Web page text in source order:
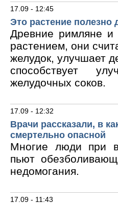
17.09 - 12:45
Это растение полезно
Древние римляне
растением, они
желудок, улучшает
способствует
желудочных соков.
17.09 - 12:32
Врачи рассказали, в
смертельно опасной
Многие люди при
пьют
недомогания.
17.09 - 11:43